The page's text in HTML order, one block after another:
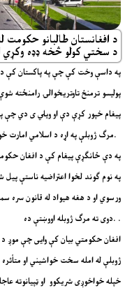
د افغانستان طالبانو
د سختي کولو څخه ډډه وکړي
په داسې وخت کې چې په پاکستان کې د
پولیسو ترمنځ تاوتریخوالۍ رامنځته
پیغام خپور کړې دې او ویلي ی دي چې
مرګ ژوبلې په اړه د اسلامي امارت خواشیني څرګندوي.
په دې ځانګړې پیغام کې د افغان
په نوم ګوند لخوا اعتراضیه ناستې
ورسوي او د هغه هیواد له قانون
دوی ته مرګ ژوبله اووښتې ده. .
ژوبلې له امله سخت خواشیني او
خپله خواخوږی شریکوو او ټپيانوته